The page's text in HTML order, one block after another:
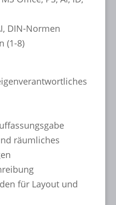
DIN-Normen
(1-8)
räumliches
für Layout und